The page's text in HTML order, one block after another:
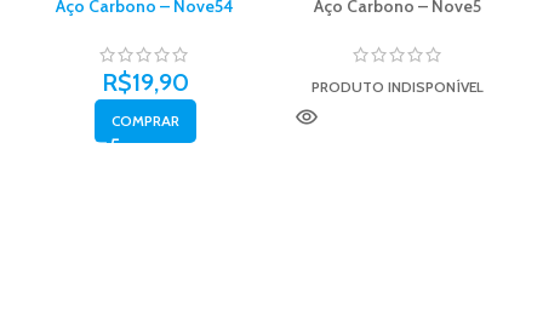
Aço Carbono – Nove54
R$19,90
COMPRAR
Aço Carbono – Nove5
PRODUTO INDISPONÍVEL